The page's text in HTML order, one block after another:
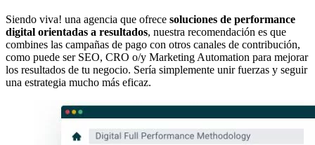
Siendo viva! una agencia que ofrece soluciones de performance
digital orientadas a resultados, nuestra recomendación es que
combines las campañas de pago con otros canales de contribución,
como puede ser SEO, CRO o/y Marketing Automation para mejorar
los resultados de tu negocio. Sería simplemente unir fuerzas y seguir
una estrategia mucho más eficaz.